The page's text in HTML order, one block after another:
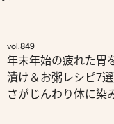
vol.849
年末年始の疲れた胃
漬け＆お粥レシピ7
さがじんわり体に染